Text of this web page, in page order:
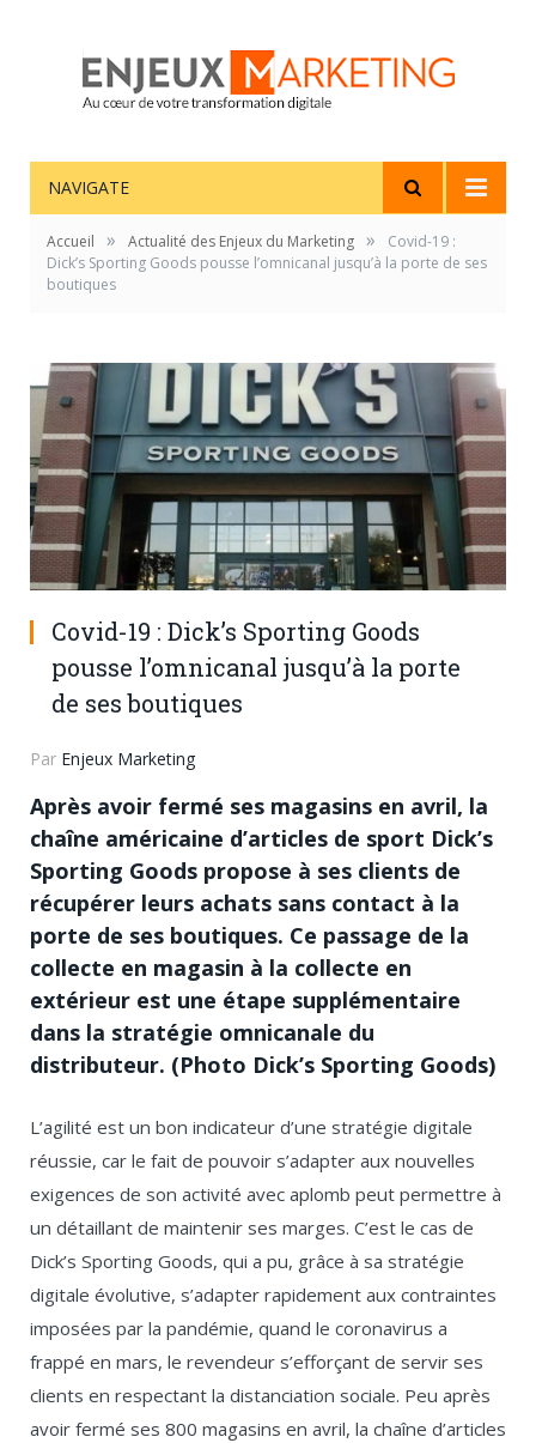
NAVIGATE
Accueil » Actualité des Enjeux du Marketing »
Covid-19 :
Dick’s Sporting Goods pousse l’omnicanal jusqu’à la porte de ses
boutiques
Covid-19 : Dick’s Sporting Goods
pousse l’omnicanal jusqu’à la porte
de ses boutiques
Par Enjeux Marketing
Après avoir fermé ses magasins en avril, la
chaîne américaine d’articles de sport Dick’s
Sporting Goods propose à ses clients de
récupérer leurs achats sans contact à la
porte de ses boutiques. Ce passage de la
collecte en magasin à la collecte en
extérieur est une étape supplémentaire
dans la stratégie omnicanale du
distributeur. (Photo Dick’s Sporting Goods)
L’agilité est un bon indicateur d’une stratégie digitale
réussie, car le fait de pouvoir s’adapter aux nouvelles
exigences de son activité avec aplomb peut permettre à
un détaillant de maintenir ses marges. C’est le cas de
Dick’s Sporting Goods, qui a pu, grâce à sa stratégie
digitale évolutive, s’adapter rapidement aux contraintes
imposées par la pandémie, quand le coronavirus a
frappé en mars, le revendeur s’efforçant de servir ses
clients en respectant la distanciation sociale. Peu après
avoir fermé ses 800 magasins en avril, la chaîne d’articles